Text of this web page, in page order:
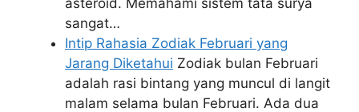
sangat…
Intip Rahasia Zodiak Februari yang
Jarang Diketahui Zodiak bulan Februari
adalah rasi bintang yang muncul di langit
malam selama bulan Februari. Ada dua